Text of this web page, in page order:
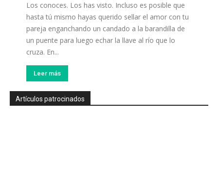
Los conoces. Los has visto. Incluso es posible que
hasta tú mismo hayas querido sellar el amor con tu
pareja enganchando un candado a la barandilla de
un puente para luego echar la llave al río que lo
cruza. En...
Leer más
Artículos patrocinados